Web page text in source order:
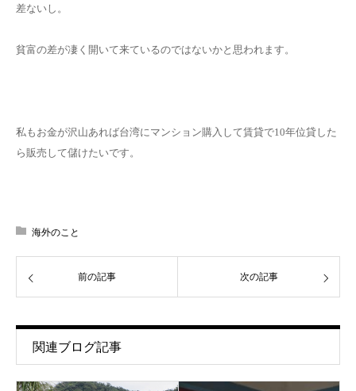
差ないし。
貧富の差が凄く開いて来ているのではないかと思われます。
私もお金が沢山あれば台湾にマンション購入して賃貸で10年位貸した
ら販売して儲けたいです。
海外のこと
前の記事 次の記事
関連ブログ記事